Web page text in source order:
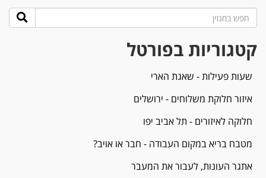
קטגוריות בפורטל
שעות פעילות - שאגת הארי
איזור חלוקת משלוחים - ירושלים
חלוקה לאיזורים - תל אביב יפו
מטבח בריא במקום העבודה - חבר או אויב?
אתגר העונות, לעבור את המעבר